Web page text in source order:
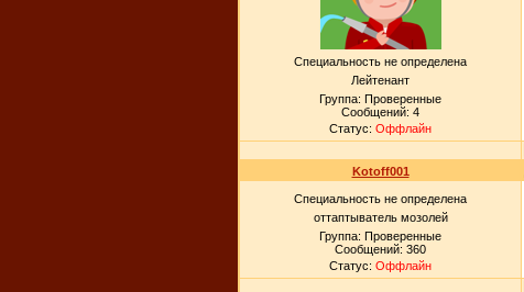
Специальность не определена
Лейтенант
Группа: Проверенные
Сообщений: 4
Статус: Оффлайн
Kotoff001
Специальность не определена
оттаптыватель мозолей
Группа: Проверенные
Сообщений: 360
Статус: Оффлайн